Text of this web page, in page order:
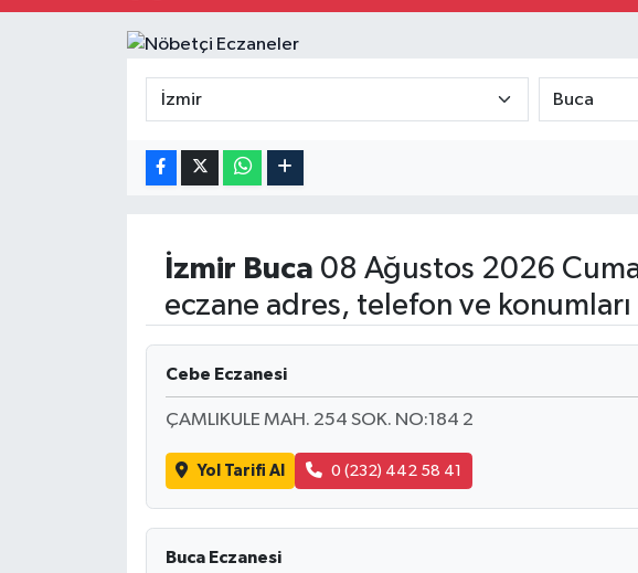
İzmir Buca 08 Ağustos 2026
eczane adres, telefon ve konumları
Cebe Eczanesi
ÇAMLIKULE MAH. 254 SOK. NO:184 2
Yol Tarifi Al 0 (232) 442 58 41
Buca Eczanesi